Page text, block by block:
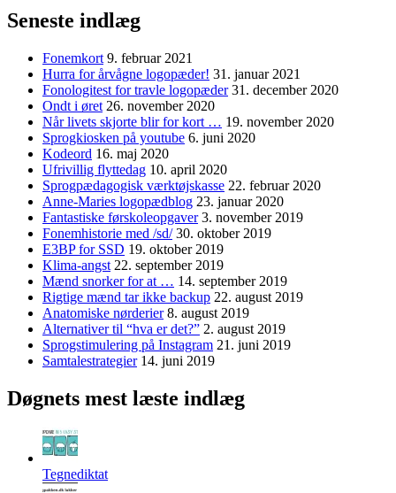
Seneste indlæg
Fonemkort 9. februar 2021
Hurra for årvågne logopæder! 31. januar 2021
Fonologitest for travle logopæder 31. december 2020
Ondt i øret 26. november 2020
Når livets skjorte blir for kort … 19. november 2020
Sprogkiosken på youtube 6. juni 2020
Kodeord 16. maj 2020
Ufrivillig flyttedag 10. april 2020
Sprogpædagogisk værktøjskasse 22. februar 2020
Anne-Maries logopædblog 23. januar 2020
Fantastiske førskoleopgaver 3. november 2019
Fonemhistorie med /sd/ 30. oktober 2019
E3BP for SSD 19. oktober 2019
Klima-angst 22. september 2019
Mænd snorker for at … 14. september 2019
Rigtige mænd tar ikke backup 22. august 2019
Anatomiske nørderier 8. august 2019
Alternativer til “hva er det?” 2. august 2019
Sprogstimulering på Instagram 21. juni 2019
Samtalestrategier 14. juni 2019
Døgnets mest læste indlæg
Tegnediktat